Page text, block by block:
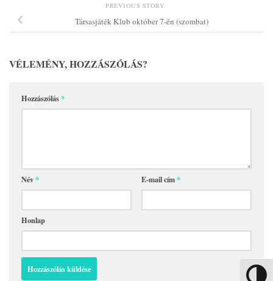
Nagy
PREVIOUS STORY
Társasjáték Klub október 7-én (szombat)
VÉLEMÉNY, HOZZÁSZÓLÁS?
Hozzászólás*
Név* E-mail cím*
Honlap